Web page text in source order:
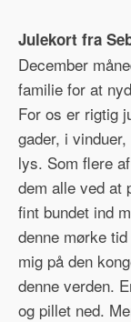
Julekort fra
December
familie for at
For os er rigtig
gader, i
lys. Som flere
dem alle ved at
fint bundet ind
denne mørke
mig på den
denne verden.
og pillet ned.